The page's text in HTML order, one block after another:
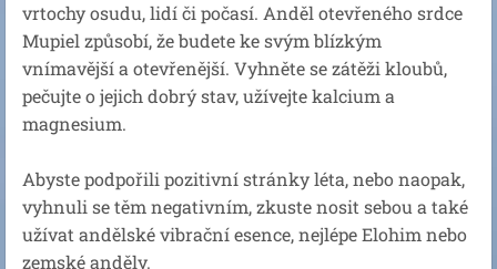
vrtochy osudu, lidí či počasí. Anděl otevřeného srdce
Mupiel způsobí, že budete ke svým blízkým
vnímavější a otevřenější. Vyhněte se zátěži kloubů,
pečujte o jejich dobrý stav, užívejte kalcium a
magnesium.
Abyste podpořili pozitivní stránky léta, nebo naopak,
vyhnuli se těm negativním, zkuste nosit sebou a také
užívat andělské vibrační esence, nejlépe Elohim nebo
zemské anděly.